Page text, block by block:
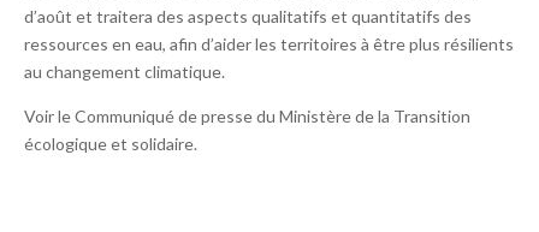
d’août et traitera des aspects qualitatifs et quantitatifs des
ressources en eau, afin d’aider les territoires à être plus résilients
au changement climatique.
Voir le Communiqué de presse du Ministère de la Transition
écologique et solidaire.